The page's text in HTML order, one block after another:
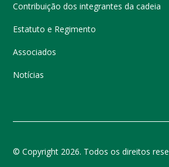
Contribuição dos integrantes da cadeia
Estatuto e Regimento
Associados
Notícias
© Copyright 2026. Todos os direitos